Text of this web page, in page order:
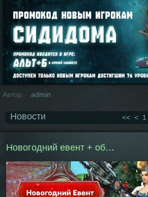
Автор: admin
Новости << < 1
Новогодний евент + обновление